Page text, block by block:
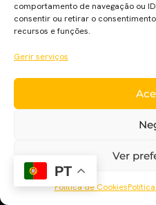
comportamento de navegação ou
consentir ou retirar o
recursos e funções.
Gerir serviços
Ver
Política de Cookies
O filme “The Souvenir”
Byrne, Tom Burke (Guerra e
A convite do BFI fui assistir a
primeiro filme “Unrelated”,
não deve passar
PT